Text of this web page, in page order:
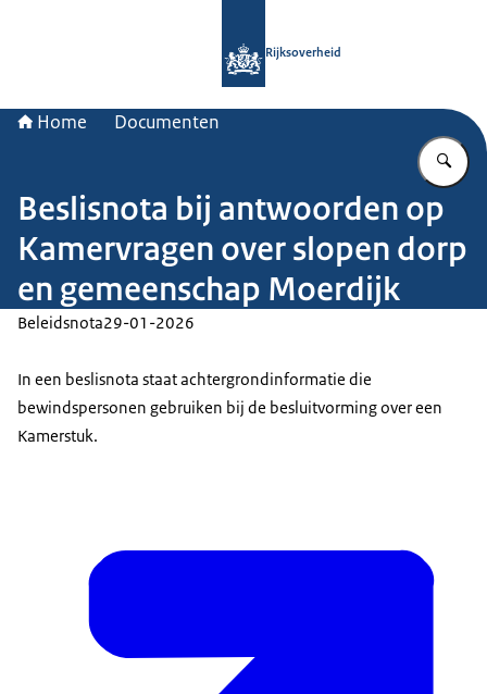
Rijksoverheid
Home Documenten
Beslisnota bij antwoorden op
Kamervragen over slopen dorp
en gemeenschap Moerdijk
Beleidsnota29-01-2026
In een beslisnota staat achtergrondinformatie die
bewindspersonen gebruiken bij de besluitvorming over een
Kamerstuk.